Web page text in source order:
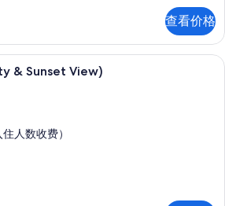
查看价格
华丽客房, 2 张大床 (City & Sunset
& Sunset View)
人数收费）